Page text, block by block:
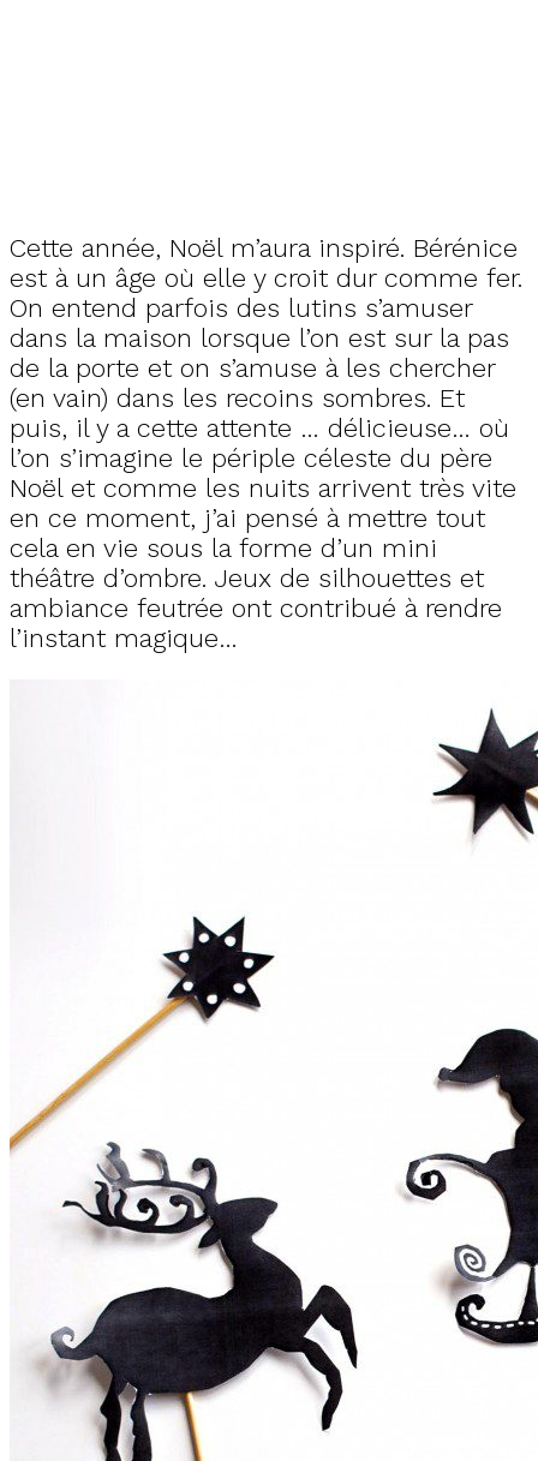
Cette année, Noël m’aura inspiré. Bérénice
est à un âge où elle y croit dur comme fer.
On entend parfois des lutins s’amuser
dans la maison lorsque l’on est sur la pas
de la porte et on s’amuse à les chercher
(en vain) dans les recoins sombres. Et
puis, il y a cette attente … délicieuse… où
l’on s’imagine le périple céleste du père
Noël et comme les nuits arrivent très vite
en ce moment, j’ai pensé à mettre tout
cela en vie sous la forme d’un mini
théâtre d’ombre. Jeux de silhouettes et
ambiance feutrée ont contribué à rendre
l’instant magique…